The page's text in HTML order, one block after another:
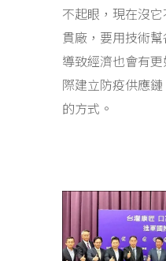
不起眼，現在沒
貫廠，要用技術
導致經濟也會有
際建立防疫供應
的方式。